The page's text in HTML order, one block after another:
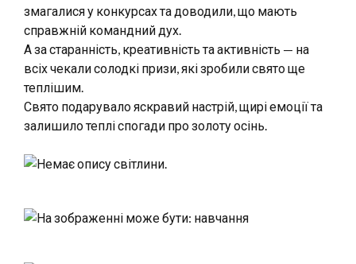
змагалися у конкурсах та доводили, що мають
справжній командний дух.
А за старанність, креативність та активність — на
всіх чекалисолодкі призи, які зробили свято ще
теплішим.
Свято подарувало яскравий настрій, щирі емоції та
залишило теплі спогади про золоту осінь.